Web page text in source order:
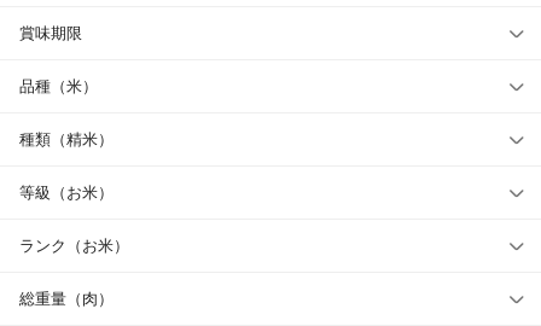
賞味期限
品種（米）
種類（精米）
等級（お米）
ランク（お米）
総重量（肉）